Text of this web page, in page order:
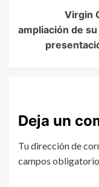
Virgin
ampliación de
Deja un
Tu dirección de
campos